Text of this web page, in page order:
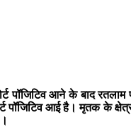
पॉजिटिव आने के बाद
आई है। मृतक के